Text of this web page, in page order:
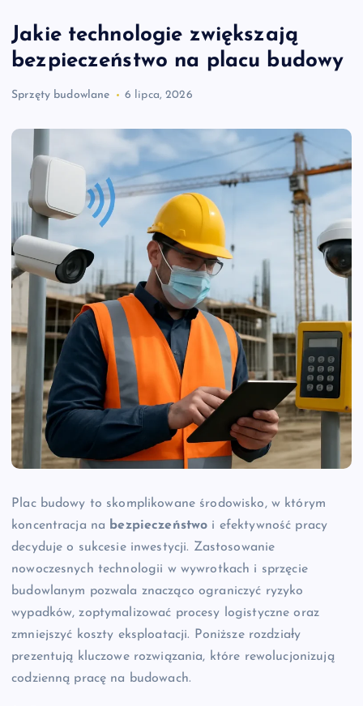
Jakie technologie zwiększają
bezpieczeństwo na placu budowy
Sprzęty budowlane 6 lipca, 2026
Plac budowy to skomplikowane środowisko, w którym
koncentracja na bezpieczeństwo i efektywność pracy
decyduje o sukcesie inwestycji. Zastosowanie
nowoczesnych technologii w wywrotkach i sprzęcie
budowlanym pozwala znacząco ograniczyć ryzyko
wypadków, zoptymalizować procesy logistyczne oraz
zmniejszyć koszty eksploatacji. Poniższe rozdziały
prezentują kluczowe rozwiązania, które rewolucjonizują
codzienną pracę na budowach.